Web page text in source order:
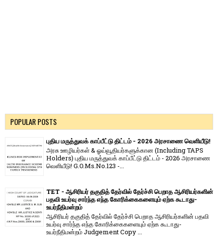
POPULAR POSTS
புதிய மருத்துவக் காப்பீட்டு திட்டம் - 2026 அரசாணை வெளியீடு!
அரசு ஊழியர்கள் & ஓய்வூதியர்களுக்கான (Including TAPS
Holders) புதிய மருத்துவக் காப்பீட்டு திட்டம் - 2026 அரசாணை
வெளியீடு! G.O.Ms.No.123 -...
TET - ஆசிரியர் தகுதித் தேர்வில் தேர்ச்சி பெறாத ஆசிரியர்களின்
பதவி உயர்வு சார்ந்த எந்த கோரிக்கைகளையும் ஏற்க கூடாது-
உயர்நீதிமன்றம்
ஆசிரியர் தகுதித் தேர்வில் தேர்ச்சி பெறாத ஆசிரியர்களின் பதவி
உயர்வு சார்ந்த எந்த கோரிக்கைகளையும் ஏற்க கூடாது-
உயர்நீதிமன்றம் Judgement Copy ...